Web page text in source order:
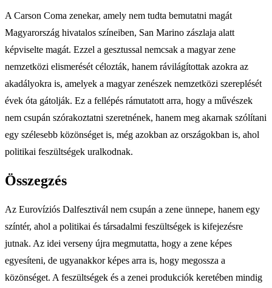
A Carson Coma zenekar, amely nem tudta bemutatni magát
Magyarország hivatalos színeiben, San Marino zászlaja alatt
képviselte magát. Ezzel a gesztussal nemcsak a magyar zene
nemzetközi elismerését célozták, hanem rávilágítottak azokra az
akadályokra is, amelyek a magyar zenészek nemzetközi szereplését
évek óta gátolják. Ez a fellépés rámutatott arra, hogy a művészek
nem csupán szórakoztatni szeretnének, hanem meg akarnak szólítani
egy szélesebb közönséget is, még azokban az országokban is, ahol
politikai feszültségek uralkodnak.
Összegzés
Az Eurovíziós Dalfesztivál nem csupán a zene ünnepe, hanem egy
színtér, ahol a politikai és társadalmi feszültségek is kifejezésre
jutnak. Az idei verseny újra megmutatta, hogy a zene képes
egyesíteni, de ugyanakkor képes arra is, hogy megossza a
közönséget. A feszültségek és a zenei produkciók keretében mindig